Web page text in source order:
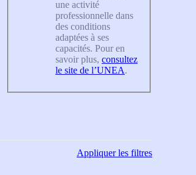
une activité
professionnelle dans
des conditions
adaptées à ses
capacités. Pour en
savoir plus, consultez
le site de l’UNEA.
Appliquerles filtres